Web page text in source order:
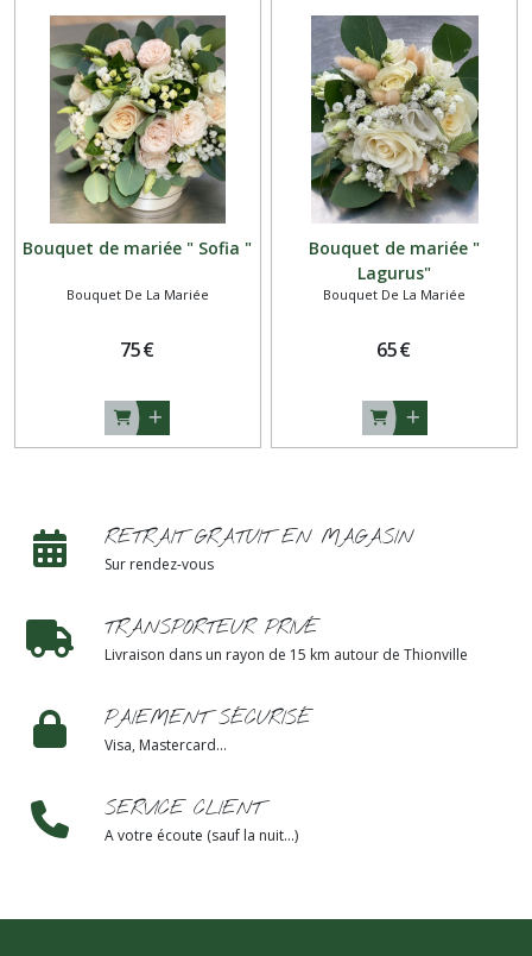
Bouquet de mariée " Sofia "
Bouquet De La Mariée
75€
Bouquet de mariée "
Lagurus"
Bouquet De La Mariée
65€
RETRAIT GRATUIT EN MAGASIN
Sur rendez-vous
TRANSPORTEUR PRIVÉ
Livraison dans un rayon de 15 km autour de Thionville
PAIEMENT SÉCURISÉ
Visa, Mastercard...
SERVICE CLIENT
A votre écoute (sauf la nuit...)